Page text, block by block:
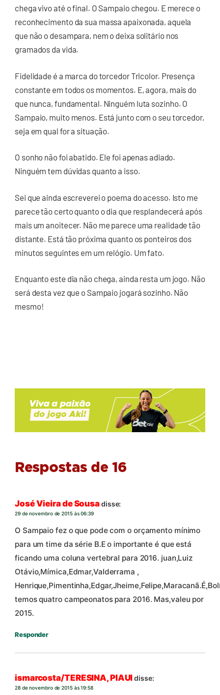
chega vivo até o final. O Sampaio chegou. E merece o
reconhecimento da sua massa apaixonada, aquela
que não o desampara, nem o deixa solitário nos
gramados da vida.
Fidelidade é a marca do torcedor Tricolor. Presença
constante em todos os momentos. E, agora, mais do
que nunca, fundamental. Ninguém luta sozinho. O
Sampaio, muito menos. Está junto com o seu torcedor,
seja em qual for a situação.
O sonho não foi abatido. Ele foi apenas adiado.
Ninguém tem dúvidas quanto a isso.
Sei que ainda escreverei o poema do acesso. Isto me
parece tão certo quanto o dia que resplandecerá após
mais um anoitecer. Não me parece uma realidade tão
distante. Está tão próxima quanto os ponteiros dos
minutos seguintes em um relógio. Um fato.
Enquanto este dia não chega, ainda resta um jogo. Não
será desta vez que o Sampaio jogará sozinho. Não
mesmo!
Respostas de 16
José Vieira de Sousadisse:
29 de novembro de 2015 às 06:39
O Sampaio fez o que pode com o orçamento mínimo
para um time da série B.E o importante é que está
ficando uma coluna vertebral para 2016. juan,Luiz
Otávio,Mímica,Edmar,Valderrama ,
temos quatro campeonatos para 2016. Mas,valeu por
2015.
Responder
ismarcosta/TERESINA, PIAUIdisse:
28 de novembro de 2015 às 19:58